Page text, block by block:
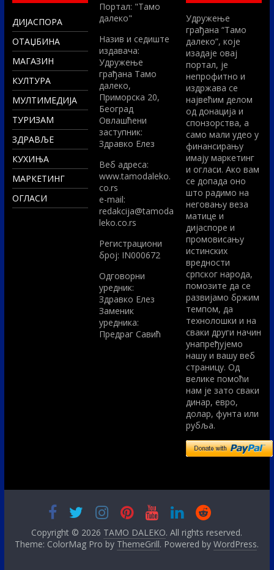
ДИЈАСПОРА
ОТАЏБИНА
МАГАЗИН
КУЛТУРА
МУЛТИМЕДИЈА
ТУРИЗАМ
ЗДРАВЉЕ
КУХИЊА
МАРКЕТИНГ
ОГЛАСИ
Портал: "Тамо
далеко"
Назив и седиште
издавача:
Удружење
грађана Тамо
далеко,
Приморска 20,
Београд
Овлашћени
заступник:
Здравко Елез
Вeб адреса:
www.tamodaleko.
co.rs
e-mail:
redakcija@tamoda
leko.co.rs
Регистрациони
број: IN000672
Одговорни
уредник:
Здравко Елез
Заменик
уредника:
Предраг Савић
Удружење
грађана “Тамо
далеко”, које
изадаје овај
портал, је
непрофитно и
издржава се
највећим делом
од донација и
спонзорства, а
само мали удео у
финансирању
имају маркетинг
и огласи. Ако вам
се допада оно
што радимо на
неговању веза
матице и
дијаспоре и
промовисању
истинских
вредности
српског народа,
помозите да се
развијамо бржим
темпом, да
технолошки и на
сваки други начин
унапређујемо
нашу и вашу веб
страницу. Од
велике помоћи
нам је зато сваки
динар, евро,
долар, фунта или
рубља.
Copyright © 2026 TAMO DALEKO. All rights reserved.
Theme: ColorMag Pro by ThemeGrill. Powered byWordPress.